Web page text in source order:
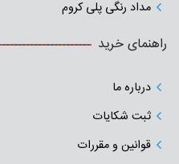
مداد رنگی پلی کروم
راهنمای خرید
درباره ما
ثبت شکایات
قوانین و مقررات